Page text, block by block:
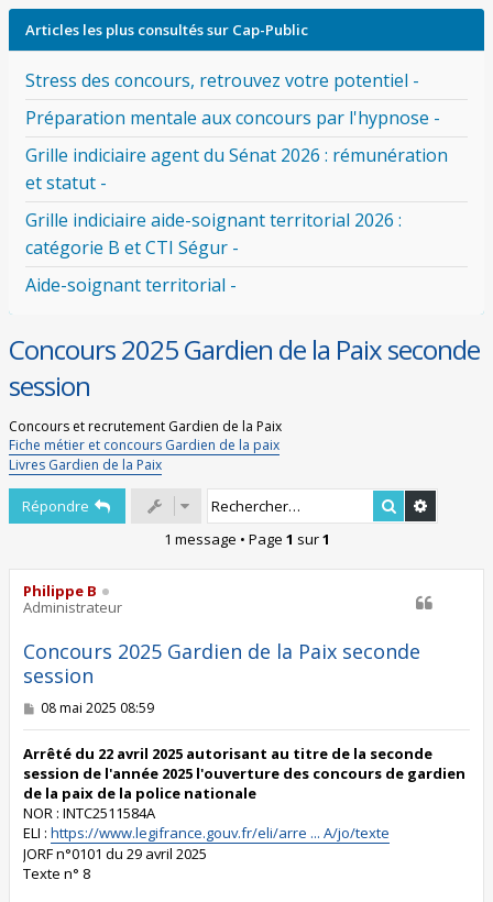
Articles les plus consultés sur Cap-Public
Stress des concours, retrouvez votre potentiel -
Préparation mentale aux concours par l'hypnose -
Grille indiciaire agent du Sénat 2026 : rémunération
et statut -
Grille indiciaire aide-soignant territorial 2026 :
catégorie B et CTI Ségur -
Aide-soignant territorial -
Concours 2025 Gardien de la Paix seconde
session
Concours et recrutement Gardien de la Paix
Fiche métier et concours Gardien de la paix
Livres Gardien de la Paix
Répondre Rechercher
1 message • Page 1 sur1
Philippe B
Administrateur
Concours 2025 Gardien de la Paix seconde
session
M
s
a
g
e
08 mai 2025 08:59
Arrêté du 22 avril 2025 autorisant au titre de la seconde
session de l'année 2025 l'ouverture des concours de gardien
de la paix de la police nationale
NOR : INTC2511584A
ELI : https://www.legifrance.gouv.fr/eli/arre ... A/jo/texte
JORF n°0101 du 29 avril 2025
Texte n° 8